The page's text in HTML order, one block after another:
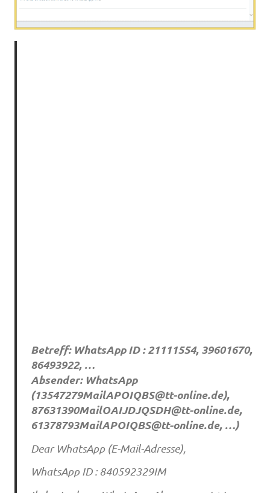
Betreff: WhatsApp ID : 21111554, 39601670,
86493922, …
Absender: WhatsApp
(13547279MailAPOIQBS@tt-online.de),
87631390MailOAIJDJQSDH@tt-online.de,
61378793MailAPOIQBS@tt-online.de, …)
Dear WhatsApp (E-Mail-Adresse),
WhatsApp ID : 840592329IM